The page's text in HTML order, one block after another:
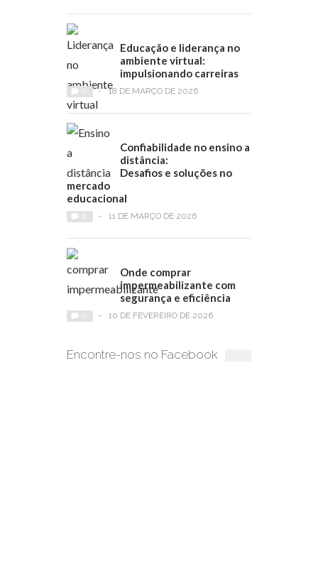
Educação e liderança no
ambiente virtual:
impulsionando carreiras
- 18 DE MARÇO DE 2026
Confiabilidade no ensino a
distância:
Desafios e soluções no
mercado
educacional
- 11 DE MARÇO DE 2026
Onde comprar
impermeabilizante com
segurança e eficiência
- 10 DE FEVEREIRO DE 2026
Encontre-nos no Facebook